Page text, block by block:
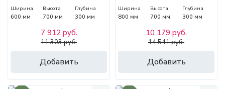
Ширина
600 мм
Высота
700 мм
Глубина
300 мм
Добавить
7 912 руб.
11 303 руб.
Ширина
800 мм
Высота
700 мм
Глубина
300 мм
Добавить
10 179 руб.
14 541 руб.